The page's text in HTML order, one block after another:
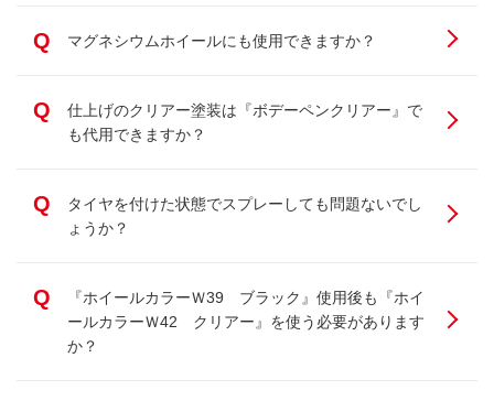
Q マグネシウムホイールにも使用できますか？
Q
仕上げのクリアー塗装は『ボデーペンクリアー』で
も代用できますか？
Q
タイヤを付けた状態でスプレーしても問題ないでし
ょうか？
Q
『ホイールカラーＷ39 ブラック』使用後も『ホイ
ールカラーＷ42 クリアー』を使う必要があります
か？